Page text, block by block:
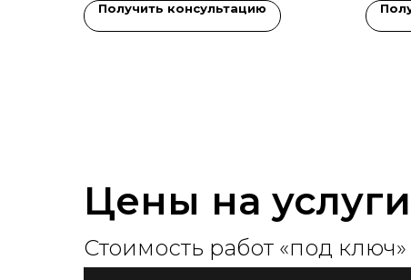
Получить консультацию
Цены на услуги
Стоимость работ «под ключ»